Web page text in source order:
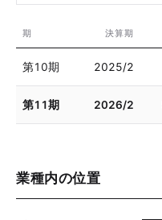
期 決算期
第10期 2025/2
第11期 2026/2
業種内の位置